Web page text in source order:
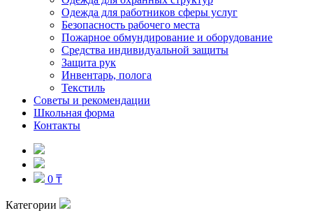
Одежда для работников сферы услуг
Безопасность рабочего места
Пожарное обмундирование и оборудование
Средства индивидуальной защиты
Защита рук
Инвентарь, полога
Текстиль
Советы и рекомендации
Школьная форма
Контакты
0 ₸
Категории